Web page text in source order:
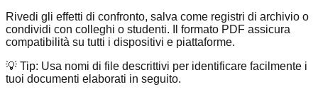
Rivedi gli effetti di confronto, salva come registri di archivio o
condividi con colleghi o studenti. Il formato PDF assicura
compatibilità su tutti i dispositivi e piattaforme.
💡 Tip: Usa nomi di file descrittivi per identificare facilmente i
tuoi documenti elaborati in seguito.